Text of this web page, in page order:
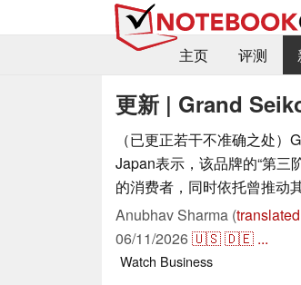
主页
评测
更新 | Grand
（已更正若干不准确之处
Japan表示，该品牌的“第三
的消费者，同时依托曾推动
Anubhav Sharma (
06/11/2026🇺🇸🇩🇪 ...
Watch Business